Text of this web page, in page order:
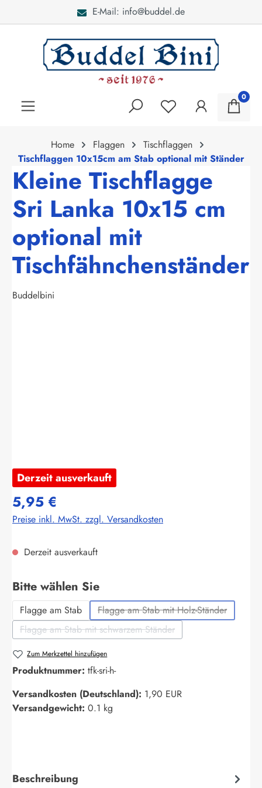
E-Mail: info@buddel.de
0
Home Flaggen
Tischflaggen
Tischflaggen 10x15cm am Stab optional mit Ständer
Kleine Tischflagge
Sri Lanka 10x15 cm
optional mit
Tischfähnchenständer
Buddelbini
Derzeit ausverkauft
5,95 €
Preise inkl. MwSt. zzgl. Versandkosten
Derzeit ausverkauft
Bitte wählen Sieauswählen
Flagge am Stab Flagge am Stab mit Holz-Ständer
(Diese Option ist zurzeit
Flagge am Stab mit schwarzem Ständer
(Diese Option ist zurzeit nicht verfügbar.)
Zum Merkzettel hinzufügen
Produktnummer: tfk-sri-h-
Versandkosten (Deutschland): 1,90 EUR
Versandgewicht: 0.1 kg
Beschreibung